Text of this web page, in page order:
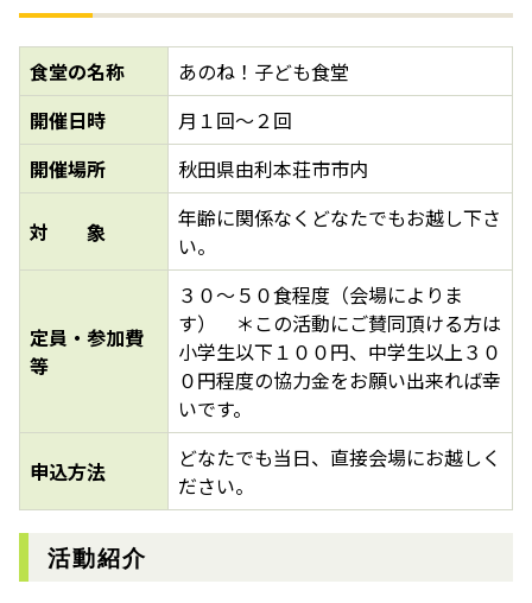
食堂の名称
あのね！子ども食堂
開催日時
月１回～２回
開催場所
秋田県由利本荘市市内
対 象
年齢に関係なくどなたでもお越し下さ
い。
定員・参加費
等
３０～５０食程度（会場によりま
す） ＊この活動にご賛同頂ける方は
小学生以下１００円、中学生以上３０
０円程度の協力金をお願い出来れば幸
いです。
申込方法
どなたでも当日、直接会場にお越しく
ださい。
活動紹介